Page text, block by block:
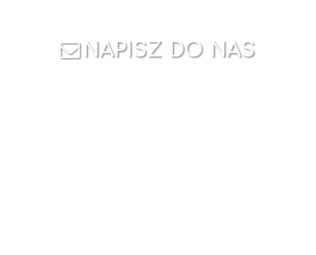
NAPISZ DO NAS